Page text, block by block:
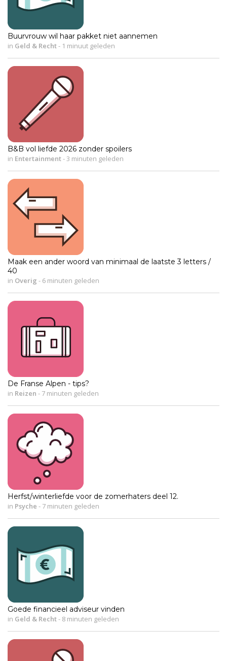
Buurvrouw wil haar pakket niet aannemen
in Geld & Recht- 1 minuut geleden
B&B vol liefde 2026 zonder spoilers
in Entertainment- 3 minuten geleden
Maak een ander woord van minimaal de laatste 3 letters /
40
in Overig - 6 minuten geleden
De Franse Alpen - tips?
in Reizen - 7 minuten geleden
Herfst/winterliefde voor de zomerhaters deel 12.
in Psyche - 7 minuten geleden
Goede financieel adviseur vinden
in Geld & Recht- 8 minuten geleden